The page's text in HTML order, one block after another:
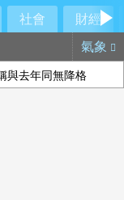
社會
財經
氣象
與去年同無降格